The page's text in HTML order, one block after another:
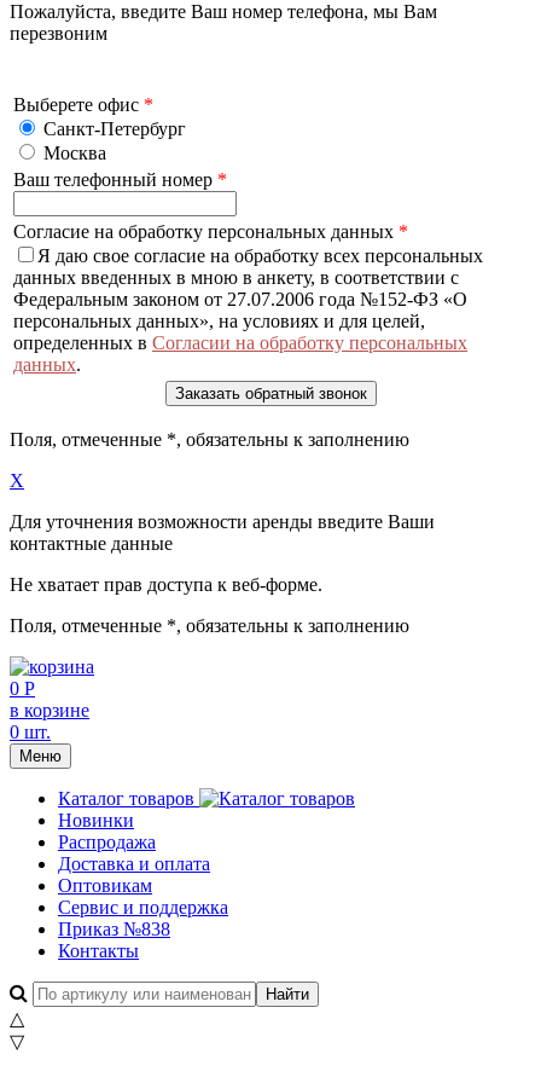
Пожалуйста, введите Ваш номер телефона, мы Вам
перезвоним
Выберете офис *
Санкт-Петербург
Москва
Ваш телефонный номер *
Согласие на обработку персональных данных *
Я даю свое согласие на обработку всех персональных
данных введенных в мною в анкету, в соответствии с
Федеральным законом от 27.07.2006 года №152-ФЗ «О
персональных данных», на условиях и для целей,
определенных в Согласии на обработку персональных
данных.
Поля, отмеченные *, обязательны к заполнению
X
Для уточнения возможности аренды введите Ваши
контактные данные
Не хватает прав доступа к веб-форме.
Поля, отмеченные *, обязательны к заполнению
0 Р
в корзине
0 шт.
Меню
Каталог товаров
Новинки
Распродажа
Доставка и оплата
Оптовикам
Сервис и поддержка
Приказ №838
Контакты
△
▽